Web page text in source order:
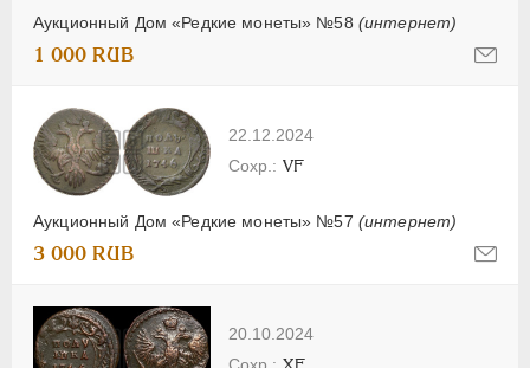
Аукционный Дом «Редкие монеты» №58 (интернет)
1 000 RUB
22.12.2024
Аукционный Дом «Редкие монеты» №57 (интернет)
VF
3 000 RUB
20.10.2024
XF